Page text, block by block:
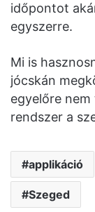
időpontot
egyszerre.
Mi is
jócskán
egyelőre
rendszer a
applikáció
Szeged